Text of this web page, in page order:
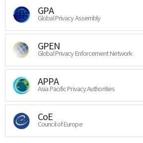
GPA
Global Privacy Assembly
GPEN
Global Privacy Enforcement Network
APPA
Asia Pacific Privacy Authorities
CoE
Council of Europe